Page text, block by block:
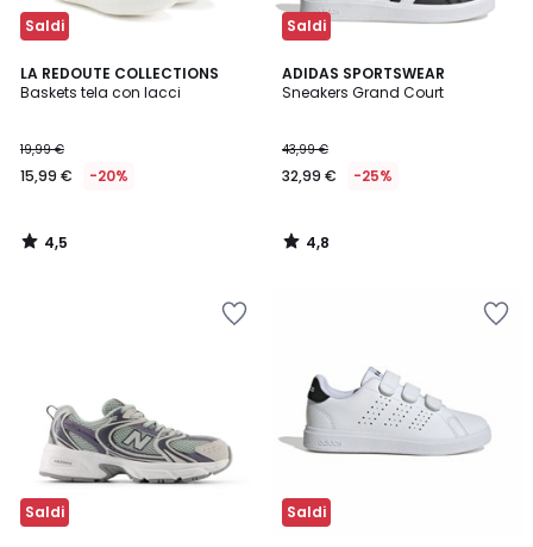
Saldi
LA REDOUTE COLLECTIONS
Baskets tela con lacci
19,99 €
15,99 € -20%
4,5
/ 5
4,5
/
Saldi
ADIDAS SPORTSWEAR
Sneakers Grand Court
43,99 €
32,99 € -25%
4,8
/ 5
4,8
/
Saldi Saldi